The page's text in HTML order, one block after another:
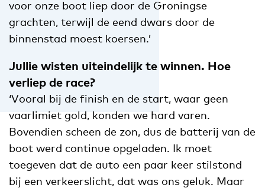
voor onze boot liep door de Groningse
grachten, terwijl de eend dwars door de
binnenstad moest koersen.’
Jullie wisten uiteindelijk te winnen. Hoe
verliep de race?
‘Vooral bij de finish en de start, waar geen
vaarlimiet gold, konden we hard varen.
Bovendien scheen de zon, dus de batterij van de
boot werd continue opgeladen. Ik moet
toegeven dat de auto een paar keer stilstond
bij een verkeerslicht, dat was ons geluk. Maar